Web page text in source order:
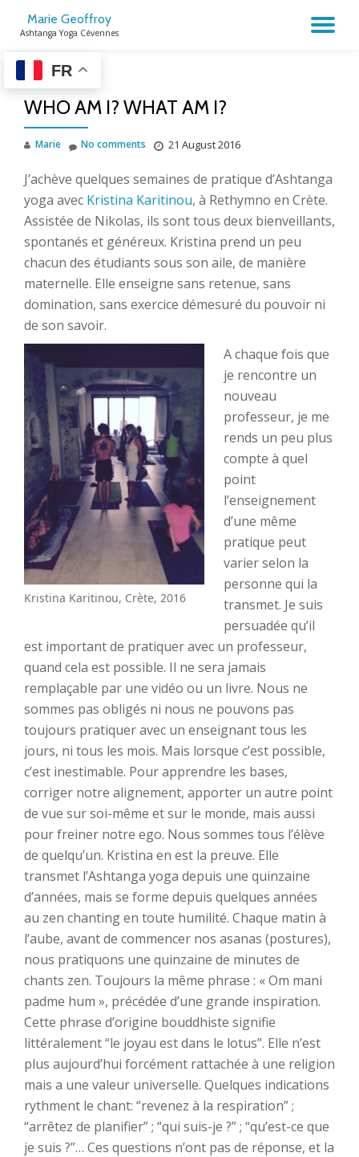
Marie Geoffroy
Ashtanga Yoga Cévennes
WHO AM I? WHAT AM I?
Marie 21 August 2016
No comments
J’achève quelques semaines de pratique d’Ashtanga
yoga avec Kristina Karitinou, à Rethymno en Crète.
Assistée de Nikolas, ils sont tous deux bienveillants,
spontanés et généreux. Kristina prend un peu
chacun des étudiants sous son aile, de manière
maternelle. Elle enseigne sans retenue, sans
domination, sans exercice démesuré du pouvoir ni
de son savoir.
Kristina Karitinou, Crète, 2016
A chaque fois que
je rencontre un
nouveau
professeur, je me
rends un peu plus
compte à quel
point
l’enseignement
d’une même
pratique peut
varier selon la
personne qui la
transmet. Je suis
persuadée qu’il
est important de pratiquer avec un professeur,
quand cela est possible. Il ne sera jamais
remplaçable par une vidéo ou un livre. Nous ne
sommes pas obligés ni nous ne pouvons pas
toujours pratiquer avec un enseignant tous les
jours, ni tous les mois. Mais lorsque c’est possible,
c’est inestimable. Pour apprendre les bases,
corriger notre alignement, apporter un autre point
de vue sur soi-même et sur le monde, mais aussi
pour freiner notre ego. Nous sommes tous l’élève
de quelqu’un. Kristina en est la preuve. Elle
transmet l’Ashtanga yoga depuis une quinzaine
d’années, mais se forme depuis quelques années
au zen chanting en toute humilité. Chaque matin à
l’aube, avant de commencer nos asanas (postures),
nous pratiquons une quinzaine de minutes de
chants zen. Toujours la même phrase : « Om mani
padme hum », précédée d’une grande inspiration.
Cette phrase d’origine bouddhiste signifie
littéralement “le joyau est dans le lotus”. Elle n’est
plus aujourd’hui forcément rattachée à une religion
mais a une valeur universelle. Quelques indications
rythment le chant: “revenez à la respiration” ;
“arrêtez de planifier” ; “qui suis-je ?” ; “qu’est-ce que
je suis ?”… Ces questions n’ont pas de réponse, et la
FR